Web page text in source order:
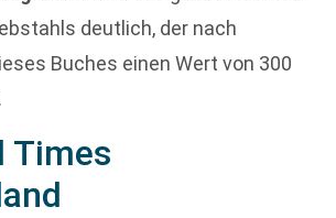
deutlich, der nach
Buches einen Wert von 300
Times